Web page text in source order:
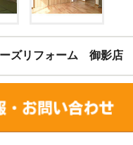
ズリフォーム 御影店